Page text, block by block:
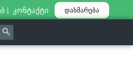
| კონტაქტი დახმარება